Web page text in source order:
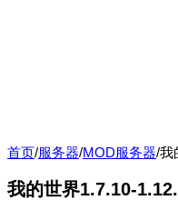
首页/服务器/MOD服务器/我
我的世界1.7.10-